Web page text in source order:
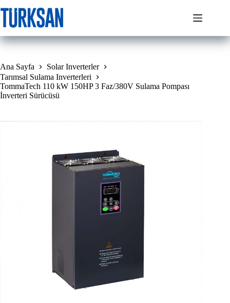
to
content
Ana Sayfa
Solar Inverterler
Tarımsal Sulama Inverterleri
TommaTech 110 kW 150HP 3 Faz/380V Sulama Pompası
İnverteri Sürücüsü